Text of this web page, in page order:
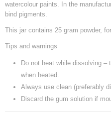
watercolour paints. In the
bind pigments.
This jar contains 25 gram powder,
Tips and warnings
Do not heat while dissolving –
when heated.
Always use clean (preferably
Discard the gum solution if